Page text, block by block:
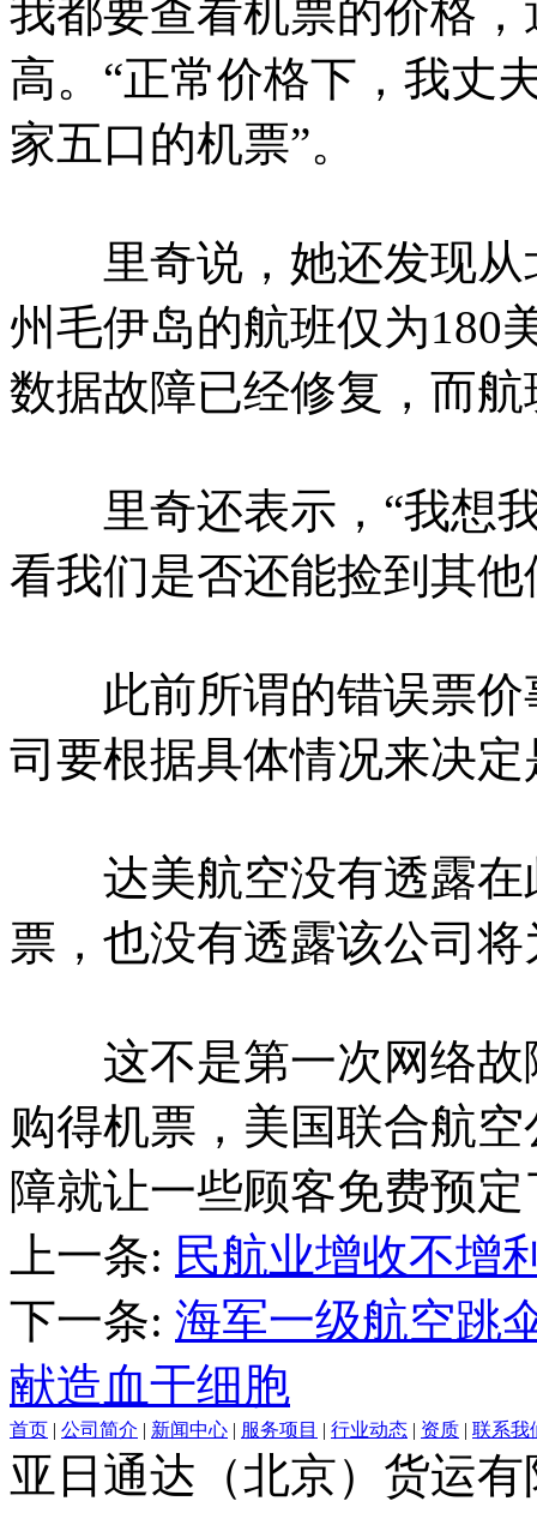
我都要查看机票的价格
高。“正常价格下，我丈
家五口的机票”。
里奇说，她还发现从
州毛伊岛的航班仅为180
数据故障已经修复，而
里奇还表示，“我想我
看我们是否还能捡到其他
此前所谓的错误票价
司要根据具体情况来决
达美航空没有透露在
票，也没有透露该公司
这不是第一次网络故
购得机票，美国联合航
障就让一些顾客免费预
上一条: 民航业增收不增
下一条: 海军一级航空跳
献造血干细胞
首页 | 公司简介 | 新闻中心 | 服务项目 | 行业动态 | 资质 | 联系我
亚日通达（北京）货运